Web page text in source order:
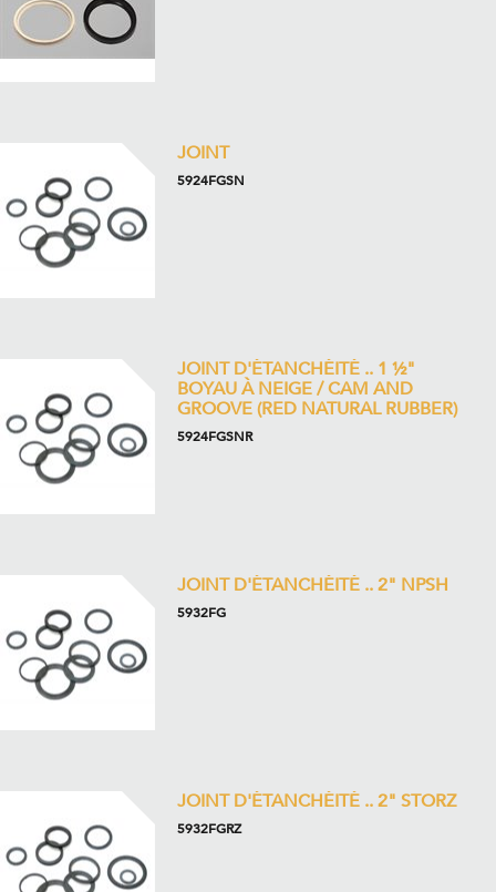
JOINT
5924FGSN
JOINT D'ÉTANCHÉITÉ .. 1 ½"
BOYAU À NEIGE / CAM AND
GROOVE (RED NATURAL RUBBER)
5924FGSNR
JOINT D'ÉTANCHÉITÉ .. 2" NPSH
5932FG
JOINT D'ÉTANCHÉITÉ .. 2" STORZ
5932FGRZ